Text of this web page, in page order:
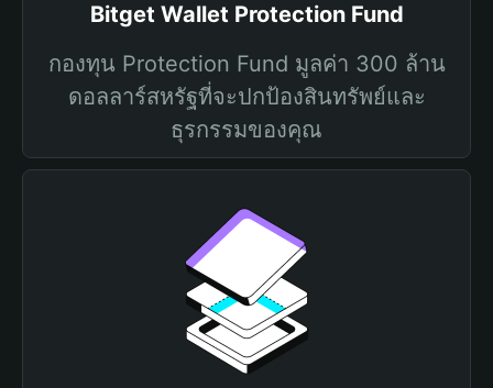
Bitget Wallet Protection Fund
กองทุน Protection Fund มูลค่า 300 ล้าน
ดอลลาร์สหรัฐที่จะปกป้องสินทรัพย์และ
ธุรกรรมของคุณ